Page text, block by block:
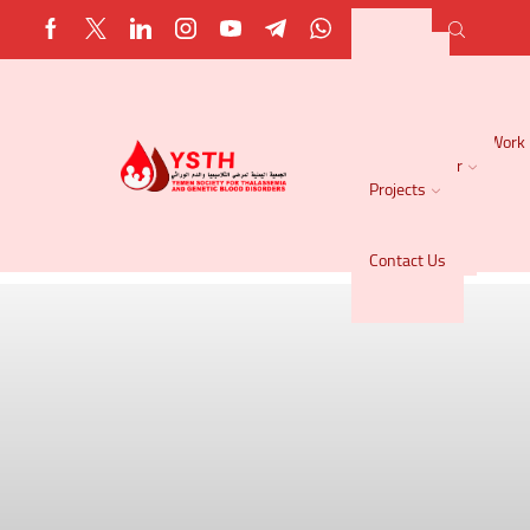
Key Areas of Our Work
Media Center
Projects
Contact Us